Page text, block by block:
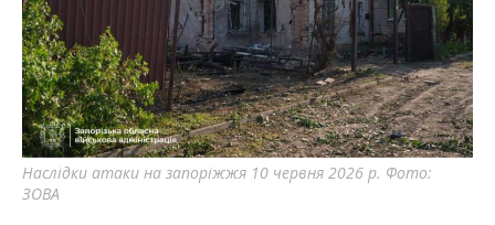
важную информацию о событиях
города Запорожья и области.
Наслідки атаки на запоріжжя 10 червня 2026 р. Фото:
ЗОВА